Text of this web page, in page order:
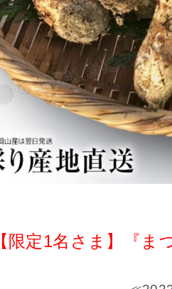
【限定1名さま】『ま